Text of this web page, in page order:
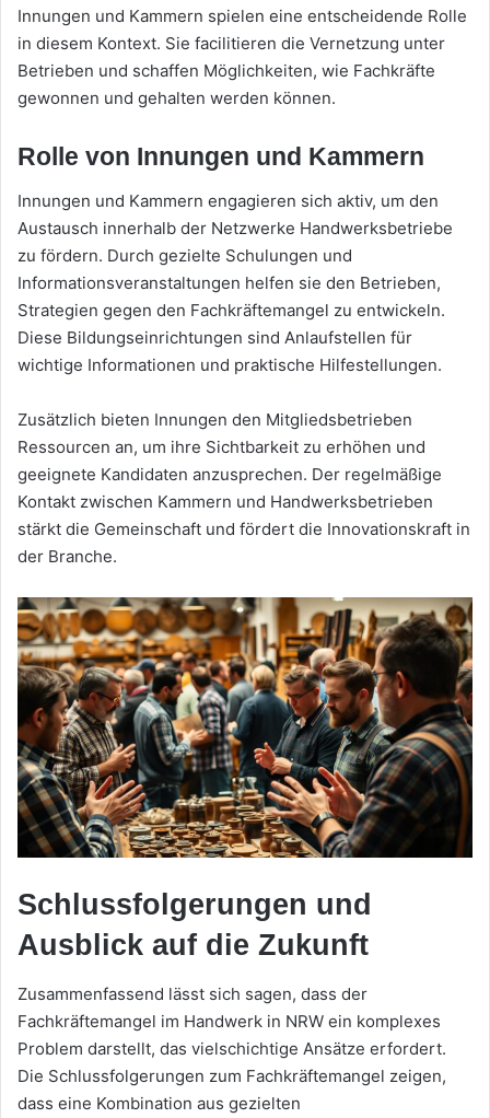
Innungen und Kammern spielen eine entscheidende Rolle
in diesem Kontext. Sie facilitieren die Vernetzung unter
Betrieben und schaffen Möglichkeiten, wie Fachkräfte
gewonnen und gehalten werden können.
Rolle von Innungen und Kammern
Innungen und Kammern engagieren sich aktiv, um den
Austausch innerhalb der Netzwerke Handwerksbetriebe
zu fördern. Durch gezielte Schulungen und
Informationsveranstaltungen helfen sie den Betrieben,
Strategien gegen den Fachkräftemangel zu entwickeln.
Diese Bildungseinrichtungen sind Anlaufstellen für
wichtige Informationen und praktische Hilfestellungen.
Zusätzlich bieten Innungen den Mitgliedsbetrieben
Ressourcen an, um ihre Sichtbarkeit zu erhöhen und
geeignete Kandidaten anzusprechen. Der regelmäßige
Kontakt zwischen Kammern und Handwerksbetrieben
stärkt die Gemeinschaft und fördert die Innovationskraft in
der Branche.
Schlussfolgerungen und
Ausblick auf die Zukunft
Zusammenfassend lässt sich sagen, dass der
Fachkräftemangel im Handwerk in NRW ein komplexes
Problem darstellt, das vielschichtige Ansätze erfordert.
Die Schlussfolgerungen zum Fachkräftemangel zeigen,
dass eine Kombination aus gezielten